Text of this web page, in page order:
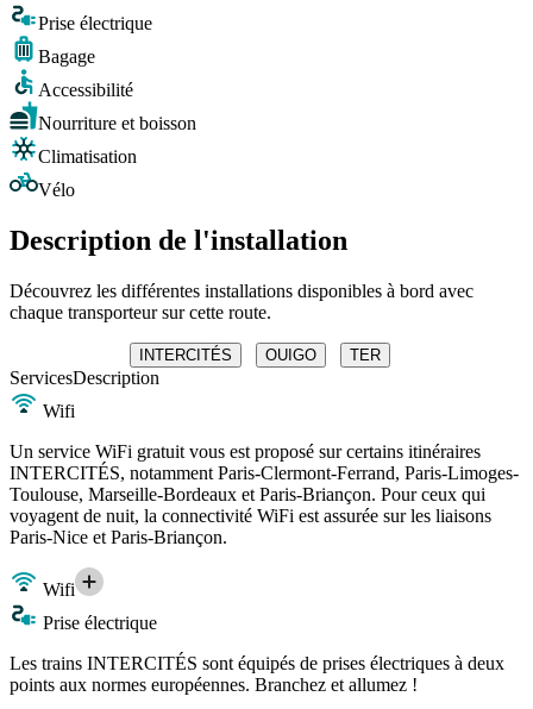
Prise électrique
Bagage
Accessibilité
Nourriture et boisson
Climatisation
Vélo
Description de l'installation
Découvrez les différentes installations disponibles à bord avec
chaque transporteur sur cette route.
INTERCITÉS OUIGO TER
ServicesDescription
Wifi
Un service WiFi gratuit vous est proposé sur certains itinéraires
INTERCITÉS, notamment Paris-Clermont-Ferrand, Paris-Limoges-
Toulouse, Marseille-Bordeaux et Paris-Briançon. Pour ceux qui
voyagent de nuit, la connectivité WiFi est assurée sur les liaisons
Paris-Nice et Paris-Briançon.
Wifi
Prise électrique
Les trains INTERCITÉS sont équipés de prises électriques à deux
points aux normes européennes. Branchez et allumez !